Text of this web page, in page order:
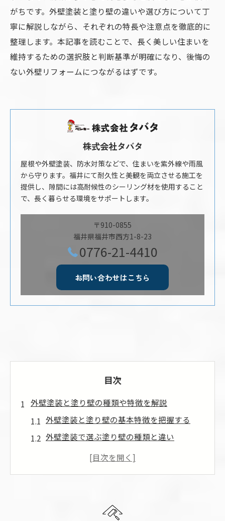
がちです。外壁塗装と塗り壁の違いや選び方について丁
寧に解説しながら、それぞれの特長や注意点を徹底的に
整理します。本記事を読むことで、長く美しい住まいを
維持するための選択肢と判断基準が明確になり、後悔の
ない外壁リフォームにつながるはずです。
株式会社タバタ
屋根や外壁塗装、防水対策などで、住まいを紫外線や雨風
から守ります。福井にて耐久性と美観を両立させる施工を
提供し、隙間には高耐候性のシーリング材を使用すること
で、長く暮らせる環境をサポートします。
〒910-0855
福井県福井市西方1-8-23
0776-21-4410
お問い合わせはこちら
目次
外壁塗装と塗り壁の種類や特徴を解説
外壁塗装と塗り壁の基本特徴を把握する
外壁塗装で選ぶ塗り壁の種類と違い
外壁塗装に合う塗り壁素材の特徴比較
外壁塗装と塗り壁メーカーの特徴を整理